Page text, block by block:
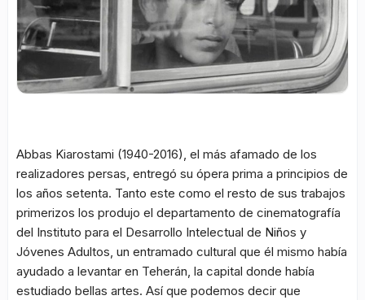
Abbas Kiarostami (1940-2016), el más afamado de los
realizadores persas, entregó su ópera prima a principios de
los años setenta. Tanto este como el resto de sus trabajos
primerizos los produjo el departamento de cinematografía
del Instituto para el Desarrollo Intelectual de Niños y
Jóvenes Adultos, un entramado cultural que él mismo había
ayudado a levantar en Teherán, la capital donde había
estudiado bellas artes. Así que podemos decir que